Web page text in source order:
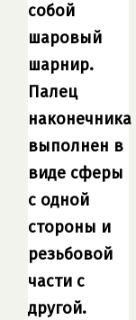
собой
шаровый
шарнир.
Палец
наконечника
выполнен в
виде сферы
с одной
стороны и
резьбовой
части с
другой.